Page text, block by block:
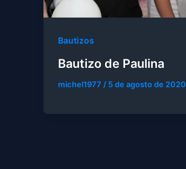
Bautizos
Bautizo de Paulina
michel1977 / 5 de agosto de 2020